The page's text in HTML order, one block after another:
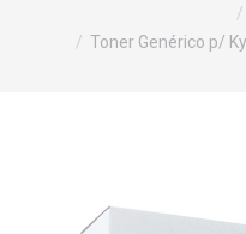
Toner Genérico p/